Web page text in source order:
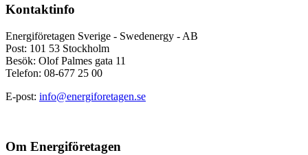
Kontaktinfo
Energiföretagen Sverige - Swedenergy - AB
Post: 101 53 Stockholm
Besök: Olof Palmes gata 11
Telefon: 08-677 25 00
E-post: info@energiforetagen.se
Om Energiföretagen